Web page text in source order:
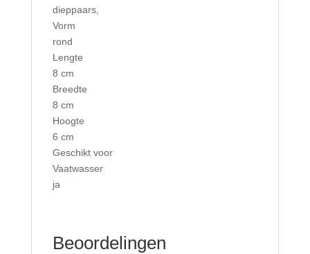
dieppaars,
Vorm
rond
Lengte
8 cm
Breedte
8 cm
Hoogte
6 cm
Geschikt voor
Vaatwasser
ja
Beoordelingen